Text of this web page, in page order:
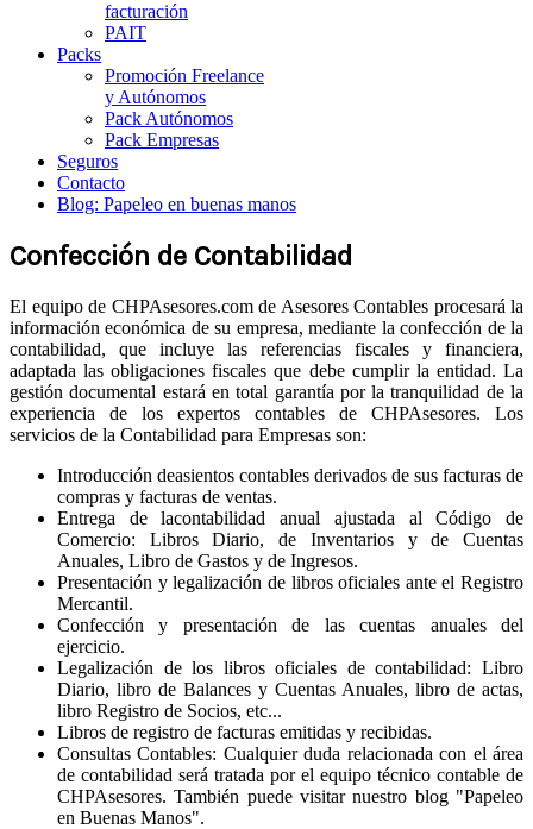
facturación
PAIT
Packs
Promoción Freelance
y Autónomos
Pack Autónomos
Pack Empresas
Seguros
Contacto
Blog: Papeleo en buenas manos
Confección de Contabilidad
El equipo de CHPAsesores.com de Asesores Contables procesará la
información económica de su empresa, mediante la confección de la
contabilidad, que incluye las referencias fiscales y financiera,
adaptada las obligaciones fiscales que debe cumplir la entidad. La
gestión documental estará en total garantía por la tranquilidad de la
experiencia de los expertos contables de CHPAsesores. Los
servicios de la Contabilidad para Empresas son:
Introducción deasientos contables derivados de sus facturas de
compras y facturas de ventas.
Entrega de lacontabilidad anual ajustada al Código de
Comercio: Libros Diario, de Inventarios y de Cuentas
Anuales, Libro de Gastos y de Ingresos.
Presentación y legalización de libros oficiales ante el Registro
Mercantil.
Confección y presentación de las cuentas anuales del
ejercicio.
Legalización de los libros oficiales de contabilidad: Libro
Diario, libro de Balances y Cuentas Anuales, libro de actas,
libro Registro de Socios, etc...
Libros de registro de facturas emitidas y recibidas.
Consultas Contables: Cualquier duda relacionada con el área
de contabilidad será tratada por el equipo técnico contable de
CHPAsesores. También puede visitar nuestro blog "Papeleo
en Buenas Manos".